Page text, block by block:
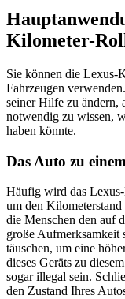
Kilometer-
Sie können die Lexus-
Fahrzeugen
seiner Hilfe zu ändern,
notwendig zu wissen,
haben könnte.
Das Auto zu
Häufig wird das
um den
die Menschen den auf
große Aufmerksamkeit
täuschen, um eine
dieses Geräts zu
sogar illegal sein.
den Zustand Ihres